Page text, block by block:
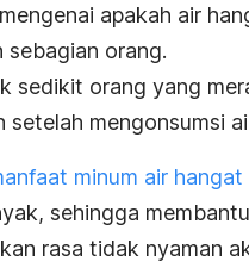
apakah air
sebagian orang.
sedikit orang yang
setelah mengonsumsi
minum air hangat
sehingga
rasa tidak nyaman